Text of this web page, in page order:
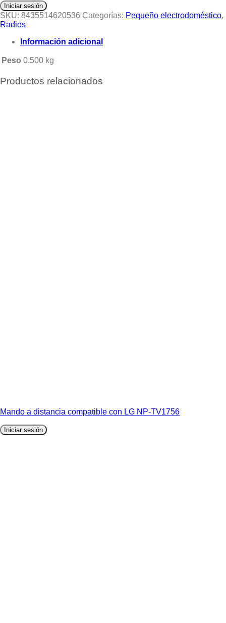
Iniciar sesión
SKU: 8435514620536 Categorías: Pequeño electrodoméstico,
Radios
Información adicional
Peso 0.500 kg
Productos relacionados
Mando a distancia compatible con LG NP-TV1756
Iniciar sesión